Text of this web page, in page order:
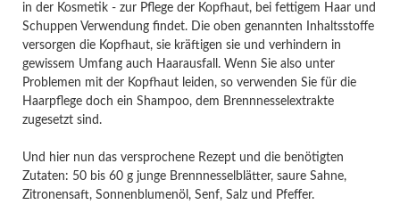
in der Kosmetik - zur Pflege der Kopfhaut, bei fettigem Haar und
Schuppen Verwendung findet. Die oben genannten Inhaltsstoffe
versorgen die Kopfhaut, sie kräftigen sie und verhindern in
gewissem Umfang auch Haarausfall. Wenn Sie also unter
Problemen mit der Kopfhaut leiden, so verwenden Sie für die
Haarpflege doch ein Shampoo, dem Brennnesselextrakte
zugesetzt sind.
Und hier nun das versprochene Rezept und die benötigten
Zutaten: 50 bis 60 g junge Brennnesselblätter, saure Sahne,
Zitronensaft, Sonnenblumenöl, Senf, Salz und Pfeffer.